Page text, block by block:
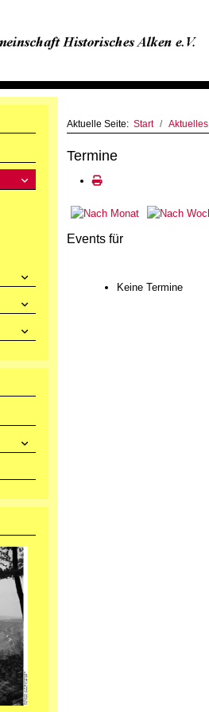
Aktuelle Seite: Start Aktuelles
Termine
Events für
Keine Termine